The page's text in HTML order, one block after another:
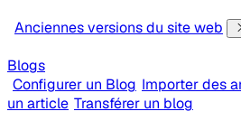
Anciennes versions du site web
Blogs
Configurer un Blog Importer des
un article Transférer un blog